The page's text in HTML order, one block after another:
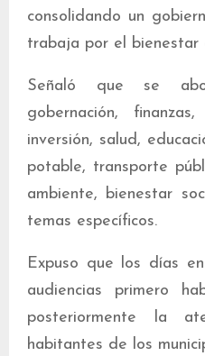
consolidando un
trabaja por el
Señaló que se
gobernación,
inversión, salud,
potable, transporte
ambiente, bienestar
temas específicos.
Expuso que los días
audiencias primero
posteriormente la
habitantes de los